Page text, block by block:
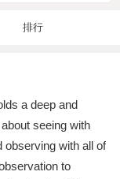
排行
a deep and
seeing with
observing with all of
to